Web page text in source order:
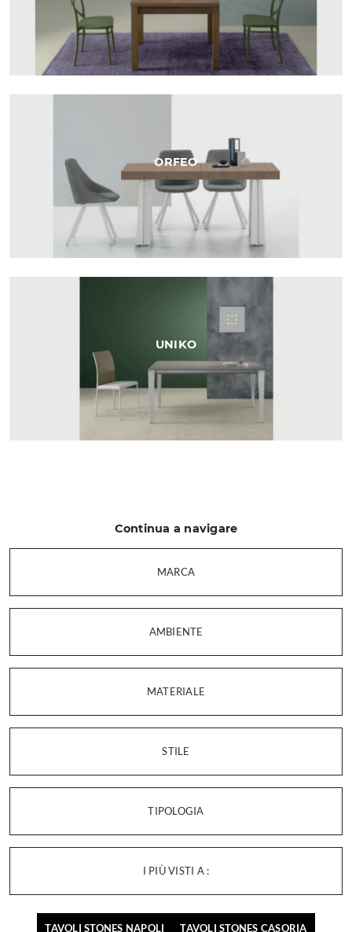
ORFEO
UNIKO
Continua a navigare
MARCA
AMBIENTE
MATERIALE
STILE
TIPOLOGIA
I PIÙ VISTI A :
TAVOLI STONES NAPOLI TAVOLI STONES CASORIA